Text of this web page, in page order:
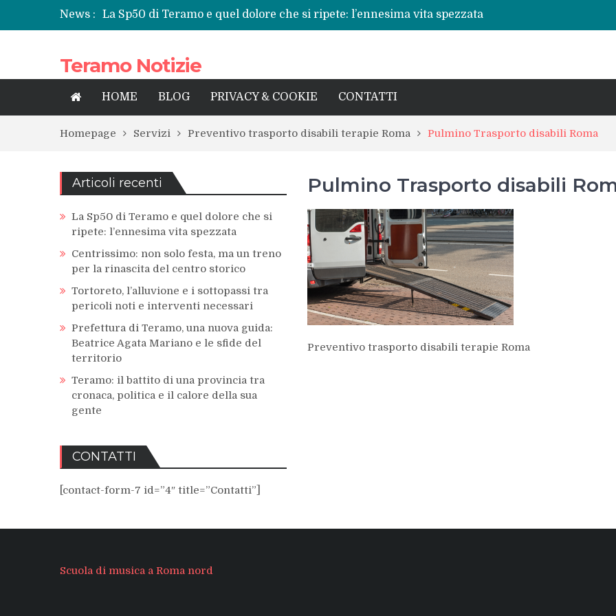
News :
La Sp50 di Teramo e quel dolore che si ripete: l’ennesima vita spezzata
Centrissimo: non solo festa, ma un treno per la rinascita del centro storico
Prefettura di Teramo, una nuova guida: Beatrice Agata Mariano e le sfide del
territorio
Teramo: il battito di una provincia tra cronaca, politica e il calore della sua gente
Teramo Notizie
HOME BLOG PRIVACY & COOKIE CONTATTI
Homepage Servizi Preventivo trasporto disabili terapie Roma Pulmino Trasporto disabili Roma
Pulmino Trasporto disabili
Preventivo trasporto disabili terapie Roma
Articoli recenti
La Sp50 di Teramo e quel dolore che si
ripete: l’ennesima vita spezzata
Centrissimo: non solo festa, ma un treno
per la rinascita del centro storico
Tortoreto, l’alluvione e i sottopassi tra
pericoli noti e interventi necessari
Prefettura di Teramo, una nuova guida:
Beatrice Agata Mariano e le sfide del
territorio
Teramo: il battito di una provincia tra
cronaca, politica e il calore della sua
gente
CONTATTI
[contact-form-7 id=”4″ title=”Contatti”]
Scuola di musica a Roma nord